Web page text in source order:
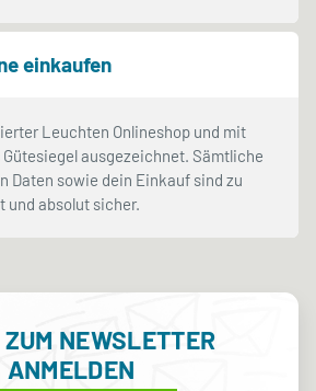
einkaufen
Leuchten Onlineshop und mit
Gütesiegel ausgezeichnet. Sämtliche
Daten sowie dein Einkauf sind zu
und absolut sicher.
NEWSLETTER
ANMELDEN